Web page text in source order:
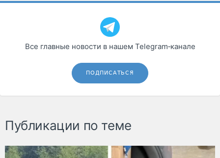
Все главные новости в нашем Telegram‑канале
ПОДПИСАТЬСЯ
Публикации по теме